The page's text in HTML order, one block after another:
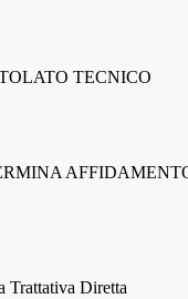
TECNICO
Trattativa Diretta